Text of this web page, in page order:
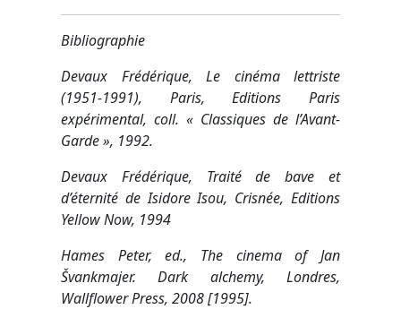
Bibliographie
Devaux Frédérique, Le cinéma lettriste
(1951-1991), Paris, Editions Paris
expérimental, coll. « Classiques de l’Avant-
Garde », 1992.
Devaux Frédérique, Traité de bave et
d’éternité de Isidore Isou, Crisnée, Editions
Yellow Now, 1994
Hames Peter, ed., The cinema of Jan
Švankmajer. Dark alchemy, Londres,
Wallflower Press, 2008 [1995].